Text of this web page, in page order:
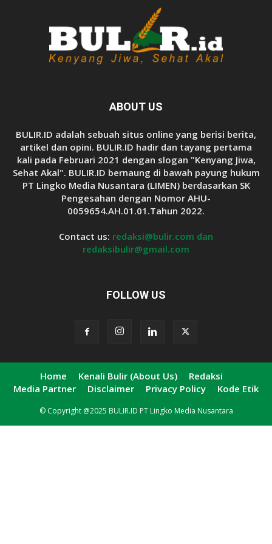
ABOUT US
BULIR.ID adalah sebuah situs online yang berisi berita,
artikel dan opini. BULIR.ID hadir dan tayang pertama
kali pada Februari 2021 dengan slogan "Kenyang Jiwa,
Sehat Akal". BULIR.ID bernaung di bawah payung hukum
PT Lingko Media Nusantara (LIMEN) berdasarkan SK
Pengesahan dengan Nomor AHU-
0059654.AH.01.01.Tahun 2022.
Contact us: redaksi@bulir.com dan
redaksibulir@gmail.com
FOLLOW US
Home Kenali Bulir (About Us)
Redaksi
Media Partner
Disclaimer Privacy Policy Kode Etik
© Copyright @2025 BULIR.ID PT Lingko Media Nusantara